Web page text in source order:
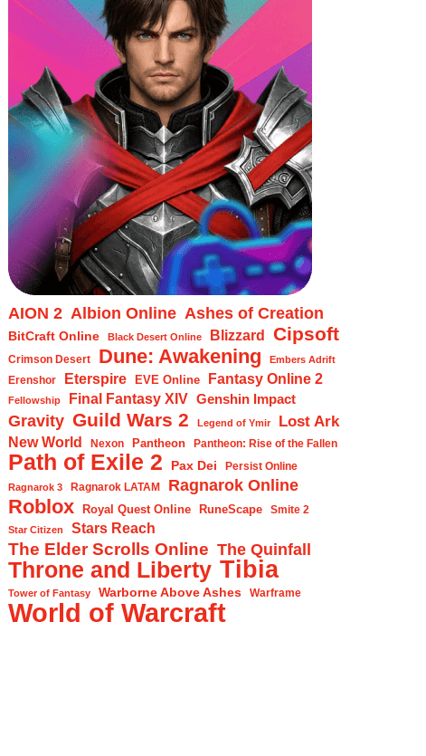
AION 2 Albion Online Ashes of Creation
BitCraft Online Black Desert Online Blizzard Cipsoft
Crimson Desert Dune: Awakening Embers Adrift
Erenshor Eterspire EVE Online Fantasy Online 2
Fellowship Final Fantasy XIV Genshin Impact
Gravity Guild Wars 2 Legend of Ymir Lost Ark
New World Nexon Pantheon Pantheon: Rise of the Fallen
Path of Exile 2 Pax Dei Persist Online
Ragnarok 3 Ragnarok LATAM Ragnarok Online
Roblox Royal Quest Online RuneScape Smite 2
Star Citizen Stars Reach
The Elder Scrolls Online The Quinfall
Throne and Liberty Tibia
Tower of Fantasy Warborne Above Ashes Warframe
World of Warcraft